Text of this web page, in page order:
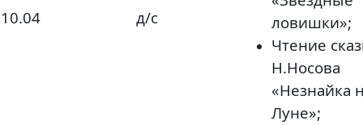
10.04 д/с
ловишки»;
Чтение
Н.Носова
«Незнайка
Луне»;